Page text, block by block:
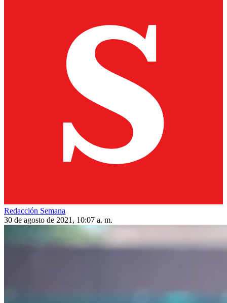
Redacción Semana
30 de agosto de 2021, 10:07 a. m.